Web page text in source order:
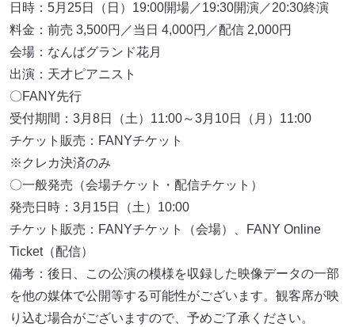
日時：5月25日（日）19:00開場／19:30開演／20:30終演
料金：前売 3,500円／当日 4,000円／配信 2,000円
会場：なんばグランド花月
出演：天才ピアニスト
〇FANY先行
受付期間：3月8日（土）11:00～3月10日（月）11:00
チケット販売：FANYチケット
※クレカ決済のみ
〇一般発売（会場チケット・配信チケット）
発売日時：3月15日（土）10:00
チケット販売：FANYチケット（会場）、FANY Online
Ticket（配信）
備考：後日、この公演の模様を収録した映像データの一部
を他の媒体で公開等する可能性がございます。観客席が映
り込む場合がございますので、予めご了承ください。